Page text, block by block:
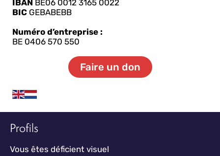
IBAN BE06 0012 3165 0022
BIC GEBABEBB
Numéro d’entreprise :
BE 0406 570 550
Faire un don
Profils
Vous êtes déficient visuel